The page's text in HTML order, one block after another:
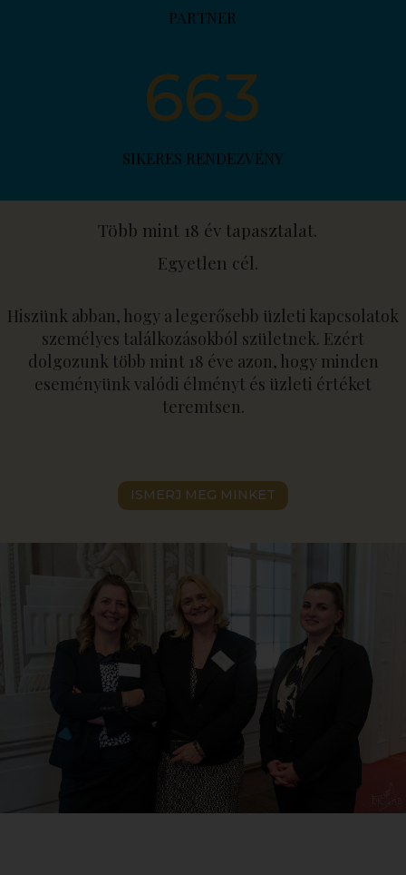
PARTNER
663
SIKERES RENDEZVÉNY
Több mint 18 év tapasztalat.
Egyetlen cél.
Hiszünk abban, hogy a legerősebb üzleti kapcsolatok
személyes találkozásokból születnek. Ezért
dolgozunk több mint 18 éve azon, hogy minden
eseményünk valódi élményt és üzleti értéket
teremtsen.
ISMERJ MEG MINKET